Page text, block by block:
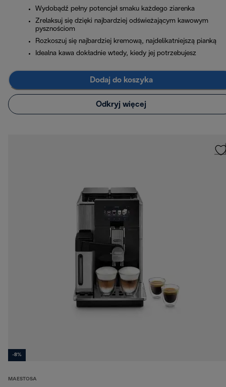
Wydobądź pełny potencjał smaku każdego ziarenka
Zrelaksuj się dzięki najbardziej odświeżającym kawowym
pysznościom
Rozkoszuj się najbardziej kremową, najdelikatniejszą pianką
Idealna kawa dokładnie wtedy, kiedy jej potrzebujesz
Dodaj do koszyka
Odkryj więcej
-8%
MAESTOSA